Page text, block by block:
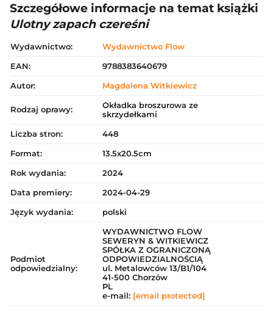
Szczegółowe informacje na temat książki
Ulotny zapach czereśni
Wydawnictwo:
Wydawnictwo Flow
EAN:
9788383640679
Autor:
Magdalena Witkiewicz
Rodzaj oprawy:
Okładka broszurowa ze
skrzydełkami
Liczba stron:
448
Format:
13.5x20.5cm
Rok wydania:
2024
Data premiery:
2024-04-29
Język wydania:
polski
Podmiot
odpowiedzialny:
WYDAWNICTWO FLOW
SEWERYN & WITKIEWICZ
SPÓŁKA Z OGRANICZONĄ
ODPOWIEDZIALNOŚCIĄ
ul. Metalowców 13/B1/104
41-500 Chorzów
PL
e-mail: [email protected]